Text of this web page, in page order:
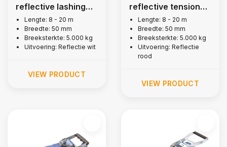
reflective lashing
strap white, 5,000
kg
Lengte: 8 - 20 m
Breedte: 50 mm
Breeksterkte: 5.000 kg
Uitvoering: Reflectie wit
VIEW PRODUCT
reflective tension
strap red, 5,000 kg
Lengte: 8 - 20 m
Breedte: 50 mm
Breeksterkte: 5.000 kg
Uitvoering: Reflectie
rood
VIEW PRODUCT